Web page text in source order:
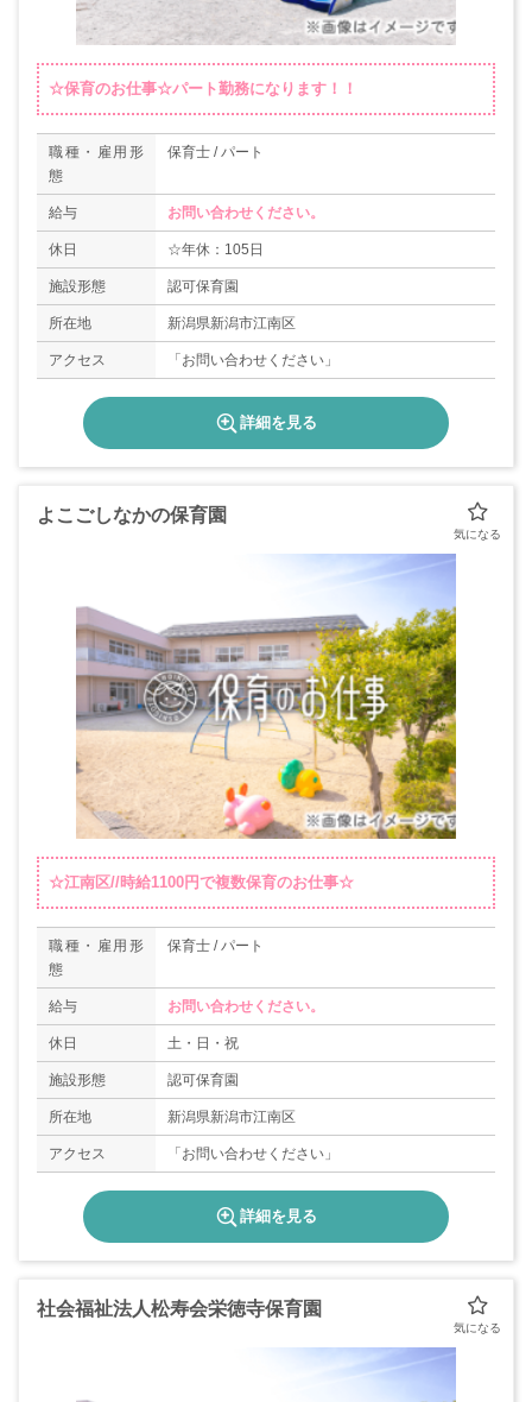
☆保育のお仕事☆パート勤務になります！！
職種・雇用形
態
保育士 / パート
給与 お問い合わせください。
休日 ☆年休：105日
施設形態 認可保育園
所在地 新潟県新潟市江南区
アクセス 「お問い合わせください」
詳細を見る
よこごしなかの保育園
☆江南区//時給1100円で複数保育のお仕事☆
職種・雇用形
態
保育士 / パート
給与 お問い合わせください。
休日 土・日・祝
施設形態 認可保育園
所在地 新潟県新潟市江南区
アクセス 「お問い合わせください」
詳細を見る
社会福祉法人松寿会栄徳寺保育園